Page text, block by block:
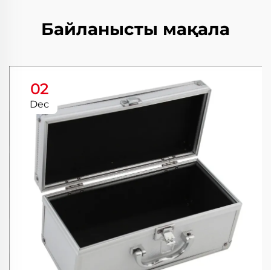
Байланысты мақала
02
Dec